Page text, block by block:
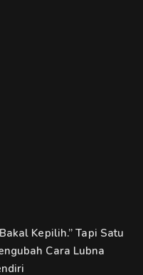
Kepilih.” Tapi Satu
Cara Lubna